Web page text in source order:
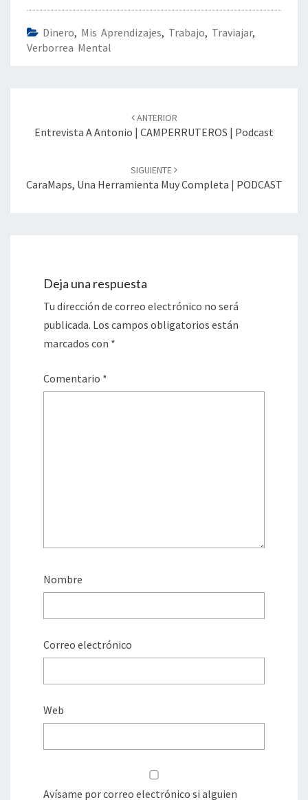
Dinero, Mis Aprendizajes, Trabajo, Traviajar,
Verborrea Mental
entradas
ANTERIOR
Entrevista A Antonio | CAMPERRUTEROS | Podcast
SIGUIENTE
CaraMaps, Una Herramienta Muy Completa | PODCAST
Deja una respuesta
Tu dirección de correo electrónico no será
publicada. Los campos obligatorios están
marcados con *
Comentario *
Nombre
Correo electrónico
Web
Avísame por correo electrónico si alguien